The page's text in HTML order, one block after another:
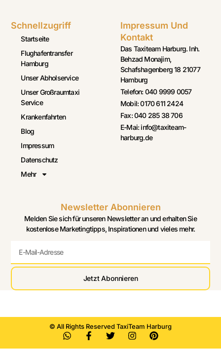
Schnellzugriff
Startseite
Flughafentransfer
Hamburg
Unser Abholservice
Unser Großraumtaxi
Service
Krankenfahrten
Blog
Impressum
Datenschutz
Mehr
Impressum Und
Kontakt
Das Taxiteam Harburg. Inh.
Behzad Monajim,
Schafshagenberg 18 21077
Hamburg
Telefon: 040 9999 0057
Mobil: 0170 611 2424
Fax: 040 285 38 706
E-Mai: info@taxiteam-
harburg.de
Newsletter Abonnieren
Melden Sie sich für unseren Newsletter an und erhalten Sie
kostenlose Marketingtipps, Inspirationen und vieles mehr.
Jetzt Abonnieren
© All Rights Reserved TaxiTeam Harburg